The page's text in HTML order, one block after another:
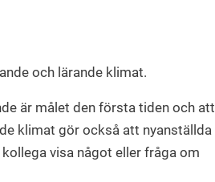
och lärande klimat.
är målet den första tiden och att
klimat gör också att nyanställda
visa något eller fråga om